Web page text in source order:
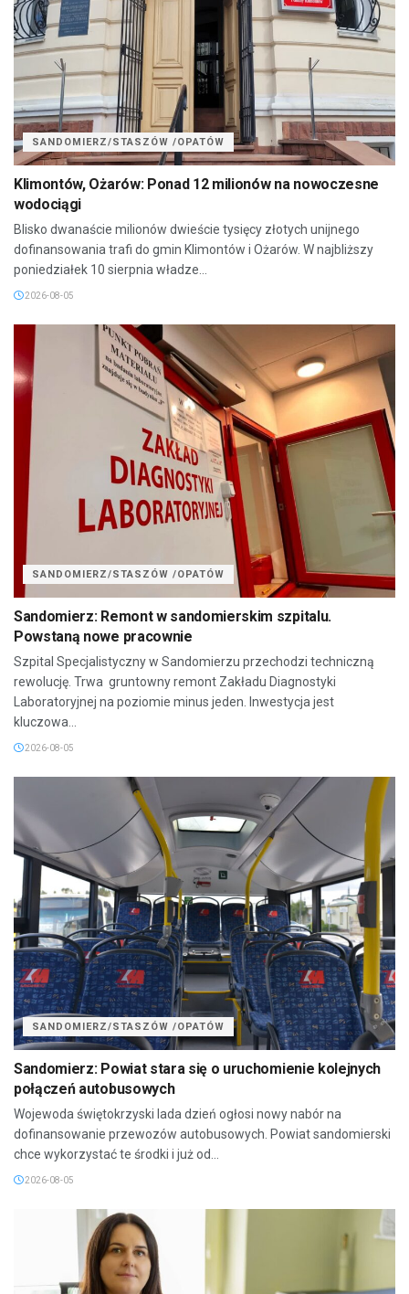
SANDOMIERZ/STASZÓW /OPATÓW
Klimontów, Ożarów: Ponad 12 milionów na nowoczesne
wodociągi
Blisko dwanaście milionów dwieście tysięcy złotych unijnego
dofinansowania trafi do gmin Klimontów i Ożarów. W najbliższy
poniedziałek 10 sierpnia władze...
2026-08-05
SANDOMIERZ/STASZÓW /OPATÓW
Sandomierz: Remont w sandomierskim szpitalu.
Powstaną nowe pracownie
Szpital Specjalistyczny w Sandomierzu przechodzi techniczną
rewolucję. Trwa gruntowny remont Zakładu Diagnostyki
Laboratoryjnej na poziomie minus jeden. Inwestycja jest
kluczowa...
2026-08-05
SANDOMIERZ/STASZÓW /OPATÓW
Sandomierz: Powiat stara się o uruchomienie kolejnych
połączeń autobusowych
Wojewoda świętokrzyski lada dzień ogłosi nowy nabór na
dofinansowanie przewozów autobusowych. Powiat sandomierski
chce wykorzystać te środki i już od...
2026-08-05